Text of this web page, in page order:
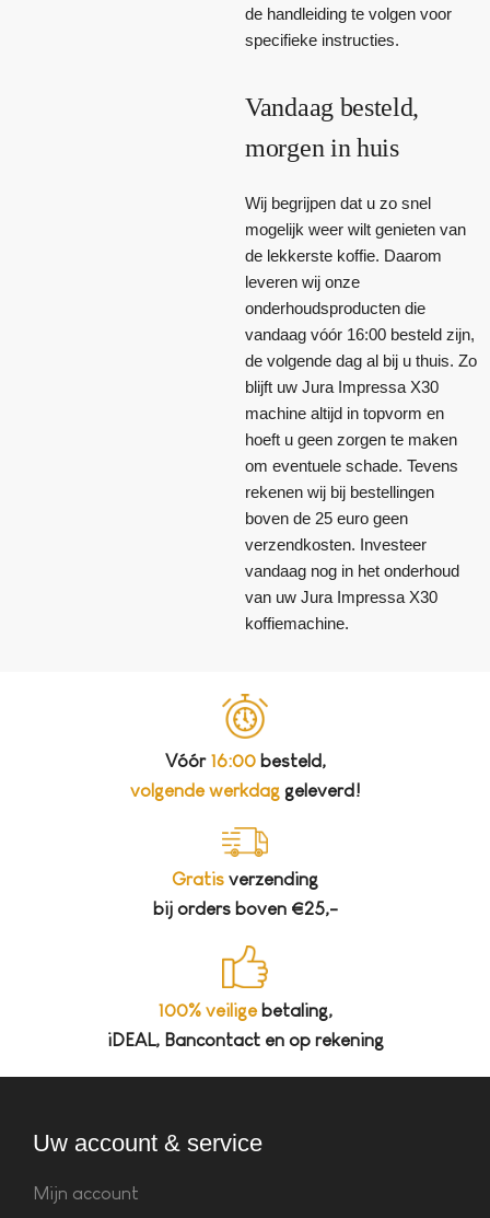
de handleiding te volgen voor
specifieke instructies.
Vandaag besteld,
morgen in huis
Wij begrijpen dat u zo snel
mogelijk weer wilt genieten van
de lekkerste koffie. Daarom
leveren wij onze
onderhoudsproducten die
vandaag vóór 16:00 besteld zijn,
de volgende dag al bij u thuis. Zo
blijft uw Jura Impressa X30
machine altijd in topvorm en
hoeft u geen zorgen te maken
om eventuele schade. Tevens
rekenen wij bij bestellingen
boven de 25 euro geen
verzendkosten. Investeer
vandaag nog in het onderhoud
van uw Jura Impressa X30
koffiemachine.
Vóór 16:00besteld,
volgende werkdaggeleverd!
Gratis verzending
bij orders boven €25,-
100% veiligebetaling,
iDEAL, Bancontact en op rekening
Uw account & service
Mijn account